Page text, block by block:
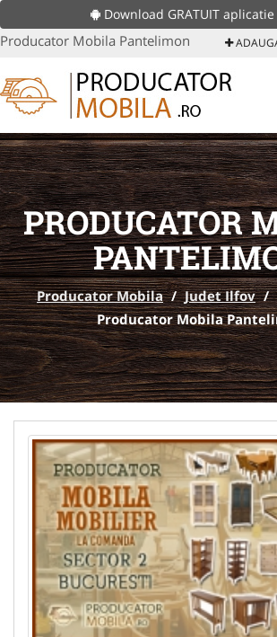
Download GRATUIT
Producator Mobila Pantelimon
PRODUCATOR
Producator Mobila / Judet Ilfov /
Producator Mobila